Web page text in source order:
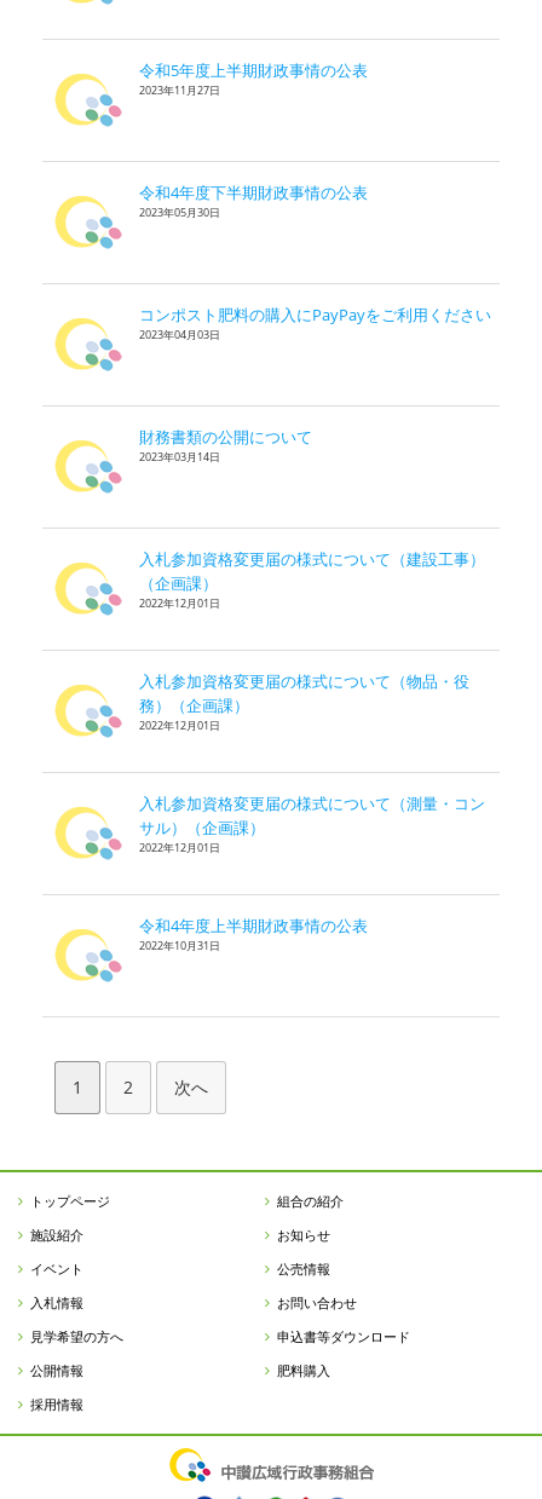
令和5年度上半期財政事情の公表
2023年11月27日
令和4年度下半期財政事情の公表
2023年05月30日
コンポスト肥料の購入にPayPayをご利用ください
2023年04月03日
財務書類の公開について
2023年03月14日
入札参加資格変更届の様式について（建設工事）
（企画課）
2022年12月01日
入札参加資格変更届の様式について（物品・役
務）（企画課）
2022年12月01日
入札参加資格変更届の様式について（測量・コン
サル）（企画課）
2022年12月01日
令和4年度上半期財政事情の公表
2022年10月31日
1 2 次へ
トップページ
組合の紹介
施設紹介
お知らせ
イベント
公売情報
入札情報
お問い合わせ
見学希望の方へ
申込書等ダウンロード
公開情報
肥料購入
採用情報